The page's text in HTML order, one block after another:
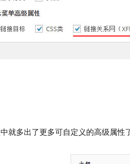
就多出了更多可自定义的高级属性